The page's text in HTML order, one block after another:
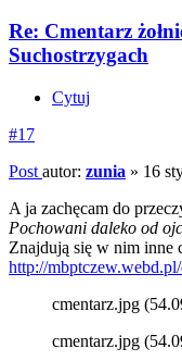
Re: Cmentarz
Suchostrzygach
Cytuj
#17
Post autor: zunia » 16
A ja zachęcam do
Pochowani daleko od
Znajdują się w nim inne
http://
cmentarz.jpg
cmentarz.jpg